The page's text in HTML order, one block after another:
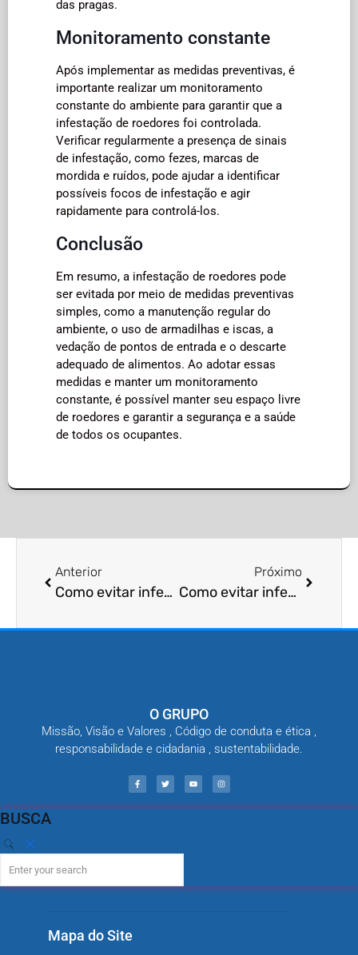
das pragas.
Monitoramento constante
Após implementar as medidas preventivas, é
importante realizar um monitoramento
constante do ambiente para garantir que a
infestação de roedores foi controlada.
Verificar regularmente a presença de sinais
de infestação, como fezes, marcas de
mordida e ruídos, pode ajudar a identificar
possíveis focos de infestação e agir
rapidamente para controlá-los.
Conclusão
Em resumo, a infestação de roedores pode
ser evitada por meio de medidas preventivas
simples, como a manutenção regular do
ambiente, o uso de armadilhas e iscas, a
vedação de pontos de entrada e o descarte
adequado de alimentos. Ao adotar essas
medidas e manter um monitoramento
constante, é possível manter seu espaço livre
de roedores e garantir a segurança e a saúde
de todos os ocupantes.
Anterior
Como evitar infestação de morcegos?
Próximo
Como evitar infestação de escorpiões?
O GRUPO
Missão, Visão e Valores , Código de conduta e ética ,
responsabilidade e cidadania , sustentabilidade.
BUSCA
Mapa do Site